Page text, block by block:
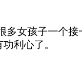
多女孩子一个
利心了。